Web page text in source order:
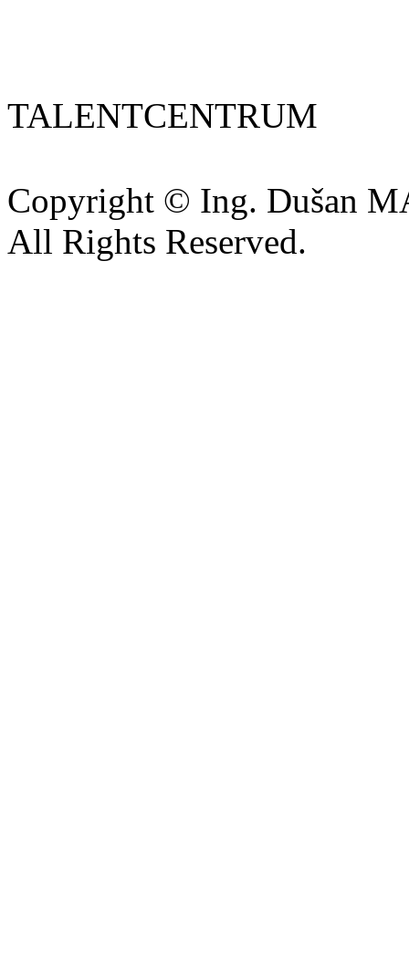
TALENTCENTRUM
Copyright © Ing. Dušan
All Rights Reserved.